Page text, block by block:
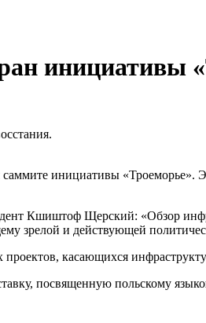
инициативы
инициативы «Троеморье».
Кшиштоф Щерский: «Обзор
зрелой и действующей
проектов, касающихся
посвященную польскому